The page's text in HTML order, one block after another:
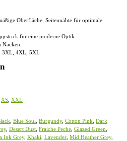
Oberfläche, Seitennähte für optimale
für eine moderne Optik
Nacken
3XL, 4XL, 5XL
XS XXL
Blue Soul Burgundy, Cotton Pink Dark
, Desert Dust Fraiche Peche Glazed Green
Ink Grey, Khaki Lavender Mid Heather Grey,